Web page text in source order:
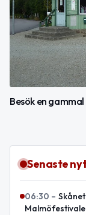
Besök en
Senaste
06:30 –